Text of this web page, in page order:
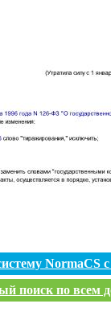
поиск по всем